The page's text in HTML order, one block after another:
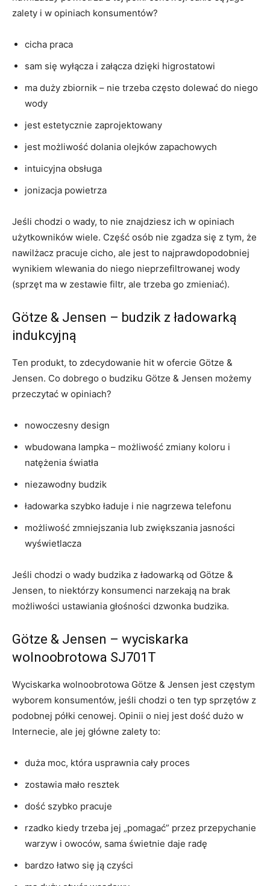
zalety i w opiniach konsumentów?
cicha praca
sam się wyłącza i załącza dzięki higrostatowi
ma duży zbiornik – nie trzeba często dolewać do niego
wody
jest estetycznie zaprojektowany
jest możliwość dolania olejków zapachowych
intuicyjna obsługa
jonizacja powietrza
Jeśli chodzi o wady, to nie znajdziesz ich w opiniach
użytkowników wiele. Część osób nie zgadza się z tym, że
nawilżacz pracuje cicho, ale jest to najprawdopodobniej
wynikiem wlewania do niego nieprzefiltrowanej wody
(sprzęt ma w zestawie filtr, ale trzeba go zmieniać).
Götze & Jensen – budzik z ładowarką
indukcyjną
Ten produkt, to zdecydowanie hit w ofercie Götze &
Jensen. Co dobrego o budziku Götze & Jensen możemy
przeczytać w opiniach?
nowoczesny design
wbudowana lampka – możliwość zmiany koloru i
natężenia światła
niezawodny budzik
ładowarka szybko ładuje i nie nagrzewa telefonu
możliwość zmniejszania lub zwiększania jasności
wyświetlacza
Jeśli chodzi o wady budzika z ładowarką od Götze &
Jensen, to niektórzy konsumenci narzekają na brak
możliwości ustawiania głośności dzwonka budzika.
Götze & Jensen – wyciskarka
wolnoobrotowa SJ701T
Wyciskarka wolnoobrotowa Götze & Jensen jest częstym
wyborem konsumentów, jeśli chodzi o ten typ sprzętów z
podobnej półki cenowej. Opinii o niej jest dość dużo w
Internecie, ale jej główne zalety to:
duża moc, która usprawnia cały proces
zostawia mało resztek
dość szybko pracuje
rzadko kiedy trzeba jej „pomagać” przez przepychanie
warzyw i owoców, sama świetnie daje radę
bardzo łatwo się ją czyści